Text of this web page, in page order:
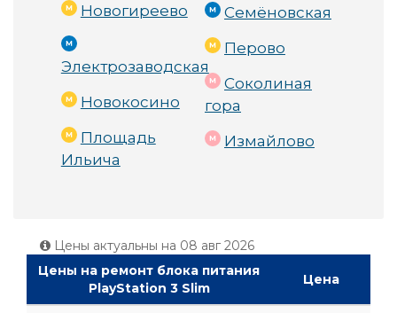
Новогиреево
Электрозаводская
Новокосино
Площадь
Ильича
Семёновская
Перово
Соколиная
гора
Измайлово
Цены актуальны на 08 авг 2026
Цены на ремонт блока питания
PlayStation 3 Slim
Цена